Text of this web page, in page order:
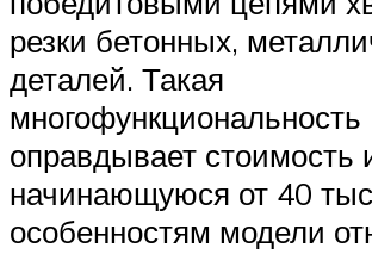
резки бетонных,
деталей. Такая
многофункциональность
оправдывает стоимость
начинающуюся от 40
особенностям модели